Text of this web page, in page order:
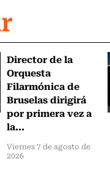
Director de la
Orquesta
Filarmónica de
Bruselas dirigirá
por primera vez a
la...
Viernes 7 de agosto de
2026